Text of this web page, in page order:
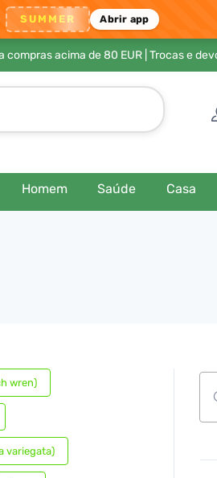
SUMMER Abrir app
compras acima de 80 EUR| Trocas e
Homem Saúde Casa
wren)
variegata)